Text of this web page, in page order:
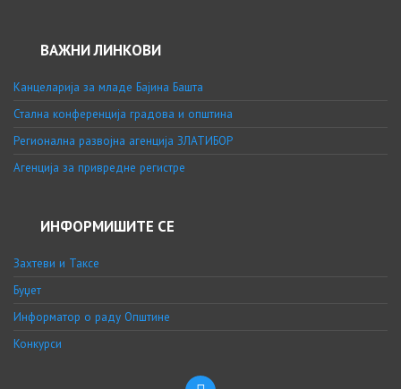
ВАЖНИ ЛИНКОВИ
Канцеларија за младе Бајина Башта
Стална конференција градова и општина
Регионална развојна агенција ЗЛАТИБОР
Агенција за привредне регистре
ИНФОРМИШИТЕ СЕ
Захтеви и Таксе
Буџет
Информатор о раду Општине
Конкурси